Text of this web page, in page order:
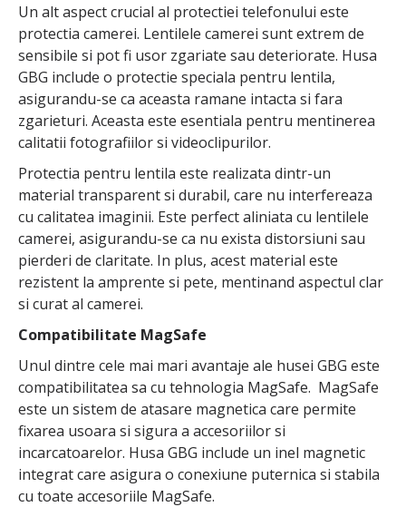
Un alt aspect crucial al protectiei telefonului este
protectia camerei. Lentilele camerei sunt extrem de
sensibile si pot fi usor zgariate sau deteriorate. Husa
GBG include o protectie speciala pentru lentila,
asigurandu-se ca aceasta ramane intacta si fara
zgarieturi. Aceasta este esentiala pentru mentinerea
calitatii fotografiilor si videoclipurilor.
Protectia pentru lentila este realizata dintr-un
material transparent si durabil, care nu interfereaza
cu calitatea imaginii. Este perfect aliniata cu lentilele
camerei, asigurandu-se ca nu exista distorsiuni sau
pierderi de claritate. In plus, acest material este
rezistent la amprente si pete, mentinand aspectul clar
si curat al camerei.
Compatibilitate MagSafe
Unul dintre cele mai mari avantaje ale husei GBG este
compatibilitatea sa cu tehnologia MagSafe. MagSafe
este un sistem de atasare magnetica care permite
fixarea usoara si sigura a accesoriilor si
incarcatoarelor. Husa GBG include un inel magnetic
integrat care asigura o conexiune puternica si stabila
cu toate accesoriile MagSafe.